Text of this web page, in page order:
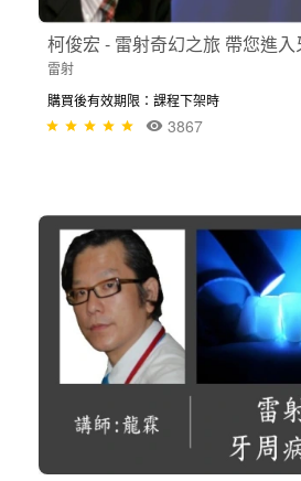
柯俊宏 - 雷射奇幻之旅 帶您進入
雷射
購買後有效期限：課程下架時
3867